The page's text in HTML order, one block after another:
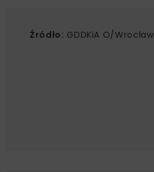
Źródło: GDDKiA O/Wrocław